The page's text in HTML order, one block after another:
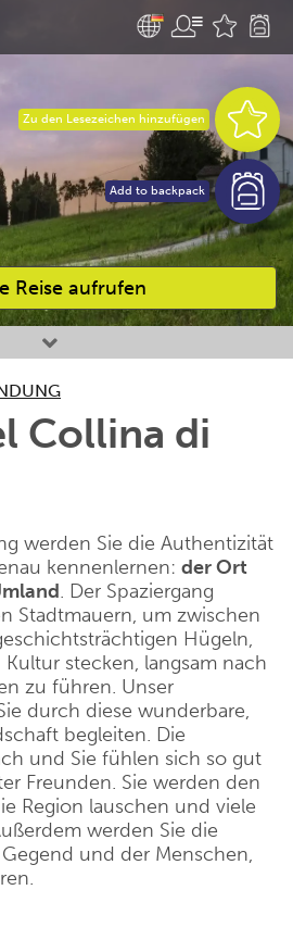
Reise aufrufen
Zu den Lesezeichen hinzufügen
Add to backpack
Collina di
werden Sie die Authentizität
kennenlernen: der Ort
. Der Spaziergang
Stadtmauern, um zwischen
Hügeln,
stecken, langsam nach
zu führen. Unser
durch diese wunderbare,
begleiten. Die
und Sie fühlen sich so gut
Freunden. Sie werden den
Region lauschen und viele
werden Sie die
und der Menschen,